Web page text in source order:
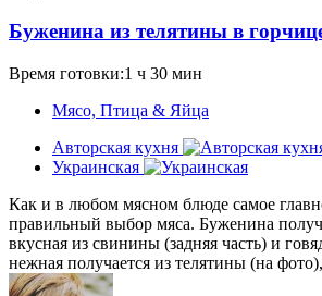
Буженина из телятины в
Время готовки:1 ч 30 мин
Мясо, Птица & Яйца
Авторская кухня
Украинская
Как и в любом мясном блюде самое
правильный выбор мяса. Буженина
вкусная из свинины (задняя часть) и
нежная получается из телятины (на